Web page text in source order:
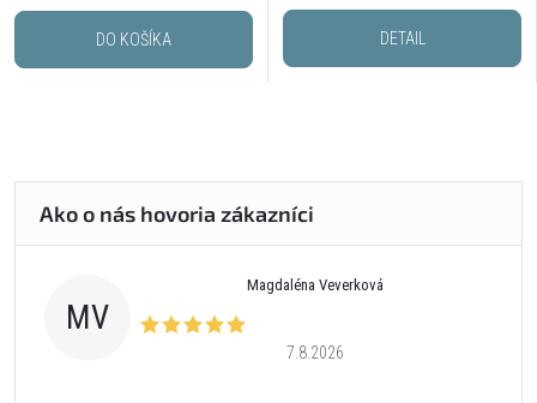
DO KOŠÍKA DETAIL
MV
Magdaléna Veverková
7.8.2026